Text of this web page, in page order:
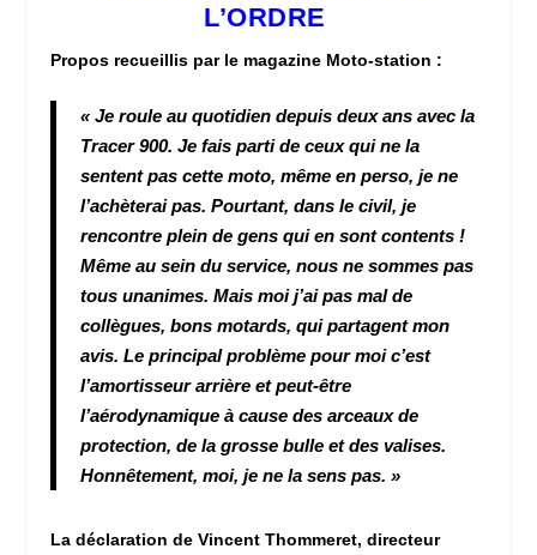
L’ORDRE
Propos recueillis par le magazine Moto-station :
« Je roule au quotidien depuis deux ans avec la
Tracer 900. Je fais parti de ceux qui ne la
sentent pas cette moto, même en perso, je ne
l’achèterai pas. Pourtant, dans le civil, je
rencontre plein de gens qui en sont contents !
Même au sein du service, nous ne sommes pas
tous unanimes. Mais moi j’ai pas mal de
collègues, bons motards, qui partagent mon
avis. Le principal problème pour moi c’est
l’amortisseur arrière et peut-être
l’aérodynamique à cause des arceaux de
protection, de la grosse bulle et des valises.
Honnêtement, moi, je ne la sens pas. »
La déclaration de Vincent Thommeret, directeur